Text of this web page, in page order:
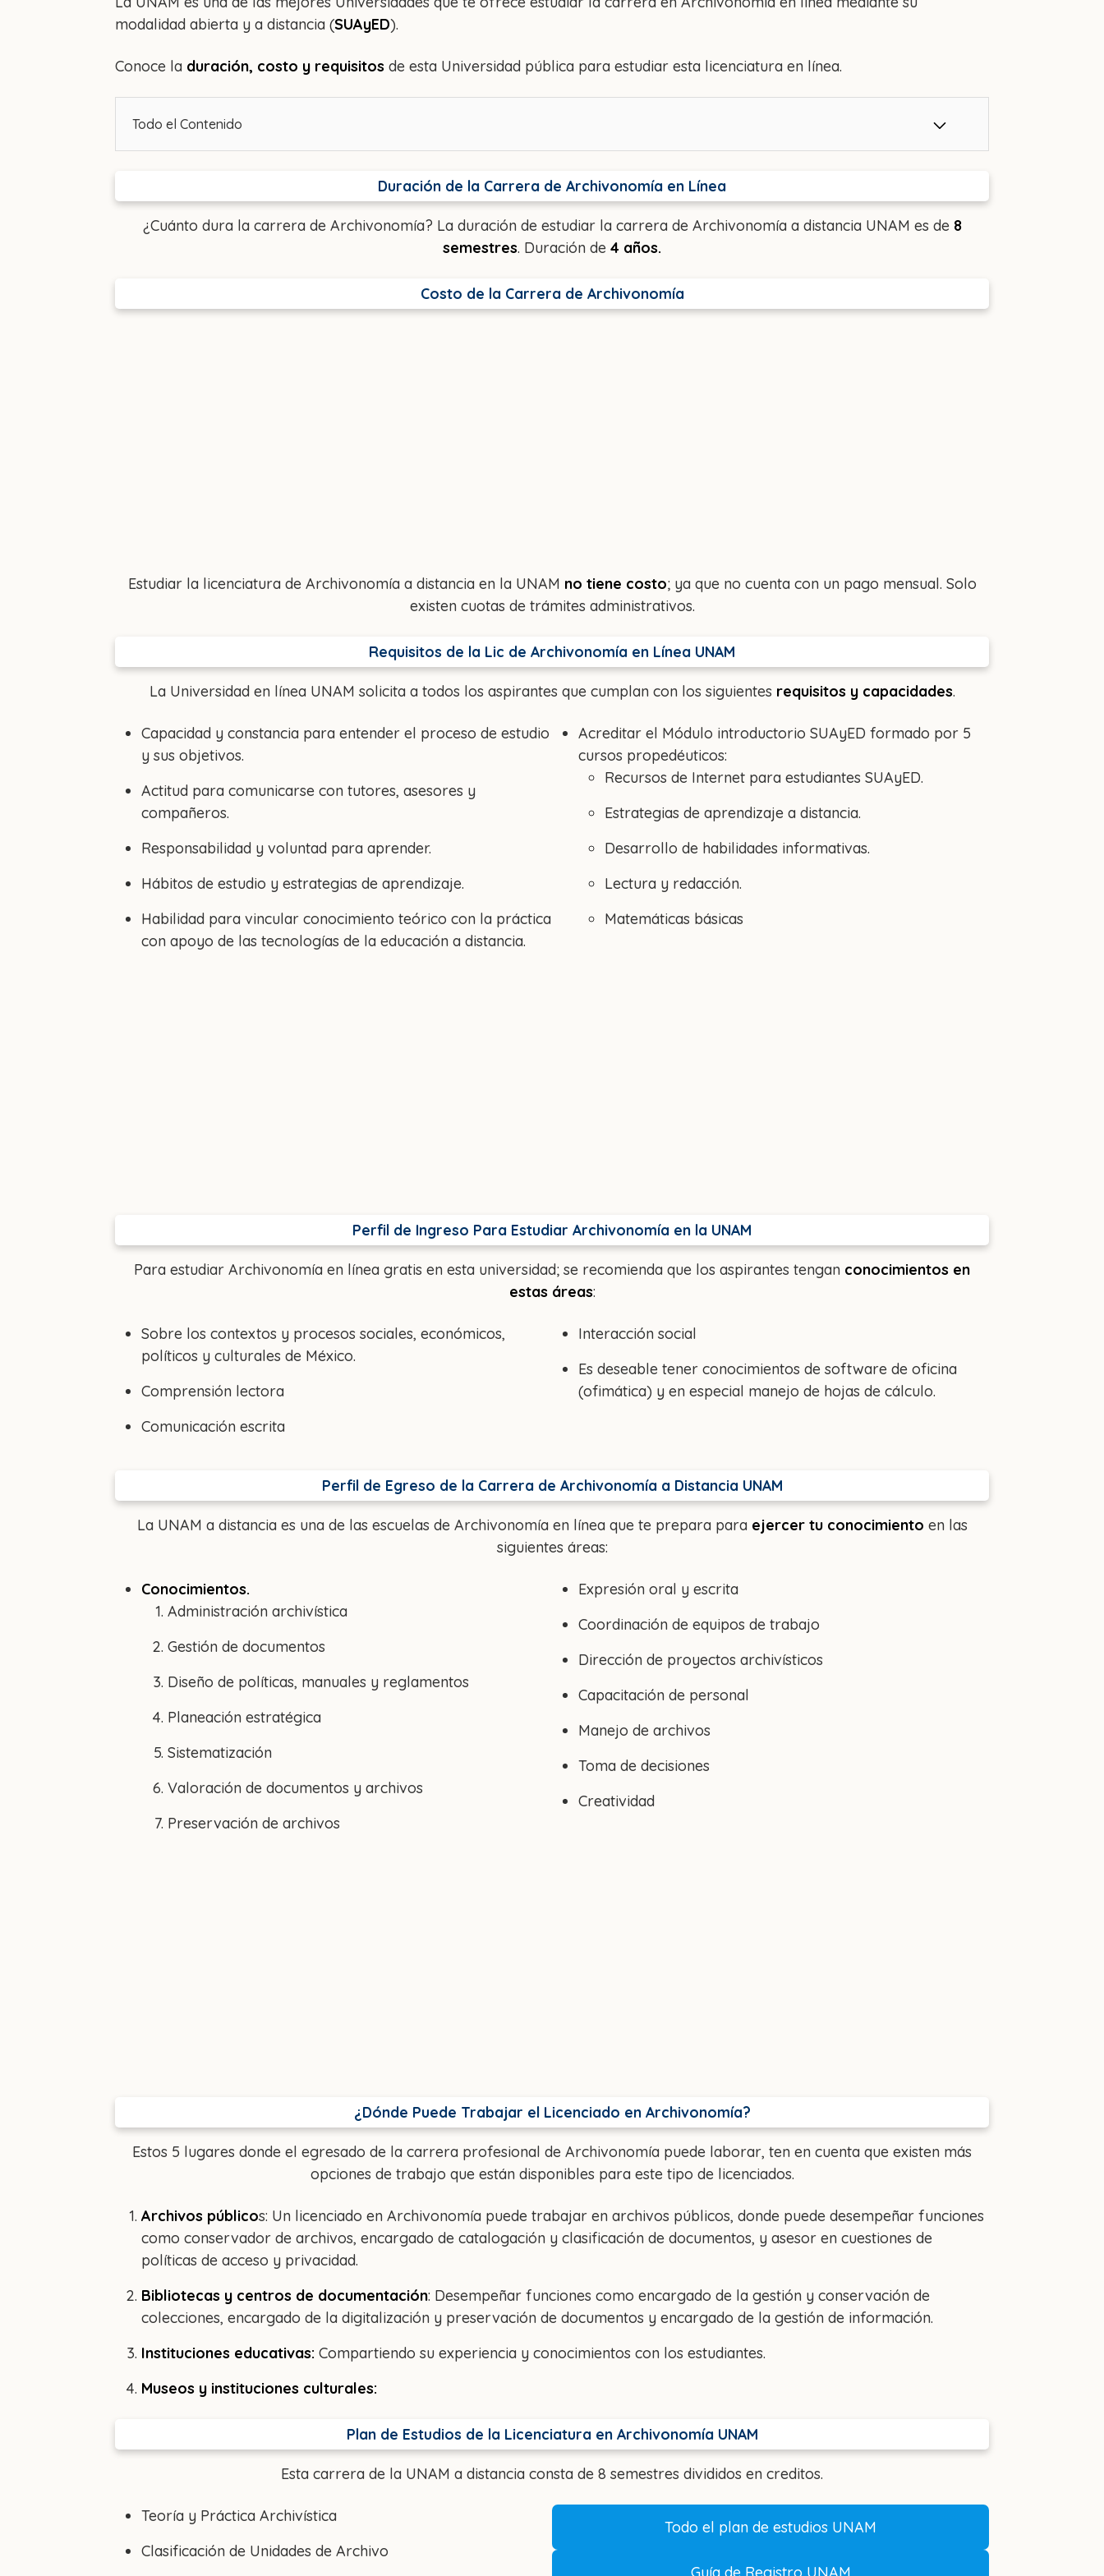
modalidad abierta y a distancia (SUAyED).
Conoce la duración, costo y requisitos de esta Universidad pública para estudiar esta licenciatura en línea.
Todo el Contenido
Duración de la Carrera de Archivonomía en Línea
¿Cuánto dura la carrera de Archivonomía? La duración de estudiar la carrera de Archivonomía a distancia UNAM es de 8
semestres. Duración de 4 años.
Costo de la Carrera de Archivonomía
Estudiar la licenciatura de Archivonomía a distancia en la UNAM no tiene costo; ya que no cuenta con un pago mensual. Solo
existen cuotas de trámites administrativos.
Requisitos de la Lic de Archivonomía en Línea UNAM
La Universidad en línea UNAM solicita a todos los aspirantes que cumplan con los siguientes requisitos y capacidades.
Capacidad y constancia para entender el proceso de estudio
y sus objetivos.
Actitud para comunicarse con tutores, asesores y
compañeros.
Responsabilidad y voluntad para aprender.
Hábitos de estudio y estrategias de aprendizaje.
Habilidad para vincular conocimiento teórico con la práctica
con apoyo de las tecnologías de la educación a distancia.
Acreditar el Módulo introductorio SUAyED formado por 5
cursos propedéuticos:
Recursos de Internet para estudiantes SUAyED.
Estrategias de aprendizaje a distancia.
Desarrollo de habilidades informativas.
Lectura y redacción.
Matemáticas básicas
Perfil de Ingreso Para Estudiar Archivonomía en la UNAM
Para estudiar Archivonomía en línea gratis en esta universidad; se recomienda que los aspirantes tengan conocimientos en
estas áreas:
Sobre los contextos y procesos sociales, económicos,
políticos y culturales de México.
Comprensión lectora
Comunicación escrita
Interacción social
Es deseable tener conocimientos de software de oficina
(ofimática) y en especial manejo de hojas de cálculo.
Perfil de Egreso de la Carrera de Archivonomía a Distancia UNAM
La UNAM a distancia es una de las escuelas de Archivonomía en línea que te prepara para ejercer tu conocimiento en las
siguientes áreas:
Conocimientos.
Administración archivística
Gestión de documentos
Diseño de políticas, manuales y reglamentos
Planeación estratégica
Sistematización
Valoración de documentos y archivos
Preservación de archivos
Expresión oral y escrita
Coordinación de equipos de trabajo
Dirección de proyectos archivísticos
Capacitación de personal
Manejo de archivos
Toma de decisiones
Creatividad
¿Dónde Puede Trabajar el Licenciado en Archivonomía?
Estos 5 lugares donde el egresado de la carrera profesional de Archivonomía puede laborar, ten en cuenta que existen más
opciones de trabajo que están disponibles para este tipo de licenciados.
Archivos públicos: Un licenciado en Archivonomía puede trabajar en archivos públicos, donde puede desempeñar funciones
como conservador de archivos, encargado de catalogación y clasificación de documentos, y asesor en cuestiones de
políticas de acceso y privacidad.
Bibliotecas y centros de documentación: Desempeñar funciones como encargado de la gestión y conservación de
colecciones, encargado de la digitalización y preservación de documentos y encargado de la gestión de información.
Instituciones educativas: Compartiendo su experiencia y conocimientos con los estudiantes.
Museos y instituciones culturales:
Plan de Estudios de la Licenciatura en Archivonomía UNAM
Esta carrera de la UNAM a distancia consta de 8 semestres divididos en creditos.
Teoría y Práctica Archivística
Clasificación de Unidades de Archivo
Todo el plan de estudios UNAM